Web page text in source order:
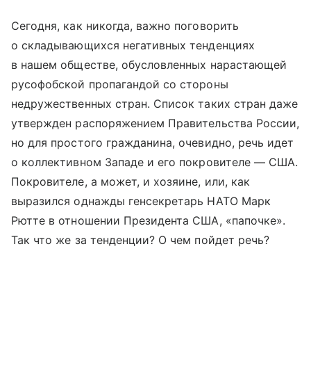
Сегодня, как никогда, важно поговорить
о складывающихся негативных тенденциях
в нашем обществе, обусловленных нарастающей
русофобской пропагандой со стороны
недружественных стран. Список таких стран даже
утвержден распоряжением Правительства России,
но для простого гражданина, очевидно, речь идет
о коллективном Западе и его покровителе — США.
Покровителе, а может, и хозяине, или, как
выразился однажды генсекретарь НАТО Марк
Рютте в отношении Президента США, «папочке».
Так что же за тенденции? О чем пойдет речь?